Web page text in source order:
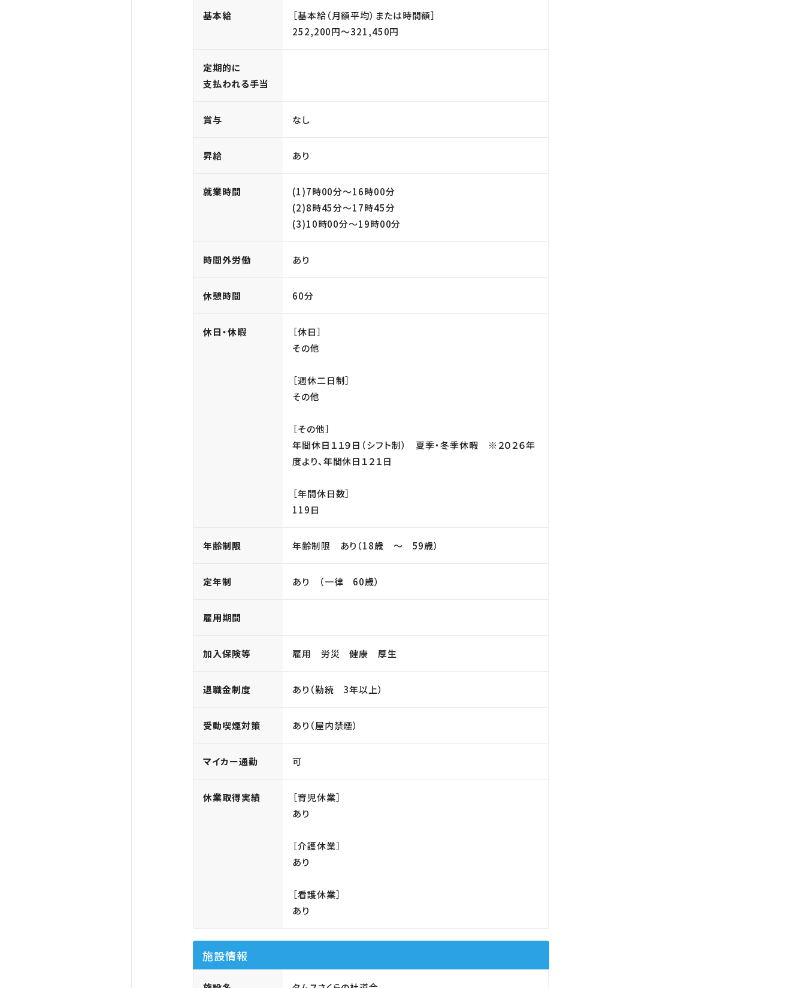
基本給
［基本給（月額平均）または時間額］
252,200円〜321,450円
定期的に
支払われる手当
賞与 なし
昇給 あり
就業時間
(1)7時00分〜16時00分
(2)8時45分〜17時45分
(3)10時00分〜19時00分
時間外労働 あり
休憩時間 60分
休日・休暇
［休日］
その他
［週休二日制］
その他
［その他］
年間休日１１９日（シフト制） 夏季・冬季休暇 ※２０２６年
度より、年間休日１２１日
［年間休日数］
119日
年齢制限 年齢制限 あり（18歳 〜 59歳）
定年制 あり （一律 60歳）
雇用期間
加入保険等 雇用 労災 健康 厚生
退職金制度 あり（勤続 3年以上）
受動喫煙対策 あり（屋内禁煙）
マイカー通勤 可
休業取得実績
［育児休業］
あり
［介護休業］
あり
［看護休業］
あり
施設情報